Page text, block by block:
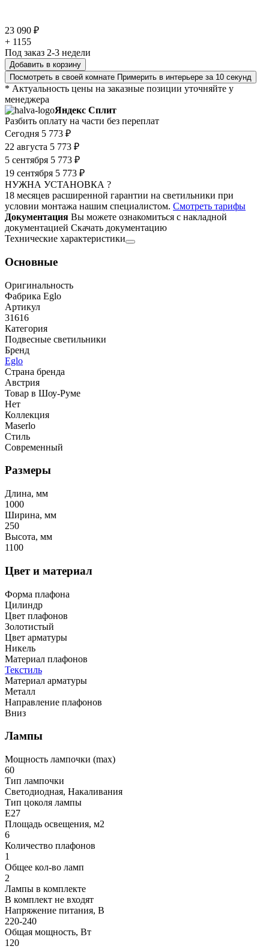
23 090 ₽
+ 1155
Под заказ 2-3 недели
Добавить в корзину
Посмотреть в своей комнате Примерить в интерьере за 10 секунд
* Актуальность цены на заказные позиции уточняйте у
менеджера
Яндекс Сплит
Разбить оплату на части без переплат
Сегодня 5 773 ₽
22 августа 5 773 ₽
5 сентября 5 773 ₽
19 сентября 5 773 ₽
НУЖНА УСТАНОВКА ?
18 месяцев расширенной гарантии на светильники при
условии монтажа нашим специалистом. Смотреть тарифы
Документация Вы можете ознакомиться с накладной
документацией Скачать документацию
Технические характеристики
Основные
Оригинальность
Фабрика Eglo
Артикул
31616
Категория
Подвесные светильники
Бренд
Eglo
Страна бренда
Австрия
Товар в Шоу-Руме
Нет
Коллекция
Maserlo
Стиль
Современный
Размеры
Длина, мм
1000
Ширина, мм
250
Высота, мм
1100
Цвет и материал
Форма плафона
Цилиндр
Цвет плафонов
Золотистый
Цвет арматуры
Никель
Материал плафонов
Текстиль
Материал арматуры
Металл
Направление плафонов
Вниз
Лампы
Мощность лампочки (max)
60
Тип лампочки
Светодиодная, Накаливания
Тип цоколя лампы
E27
Площадь освещения, м2
6
Количество плафонов
1
Общее кол-во ламп
2
Лампы в комплекте
В комплект не входят
Напряжение питания, В
220-240
Общая мощность, Вт
120